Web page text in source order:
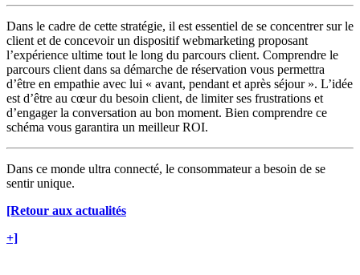
Dans le cadre de cette stratégie, il est essentiel de se concentrer sur le
client et de concevoir un dispositif webmarketing proposant
l’expérience ultime tout le long du parcours client. Comprendre le
parcours client dans sa démarche de réservation vous permettra
d’être en empathie avec lui « avant, pendant et après séjour ». L’idée
est d’être au cœur du besoin client, de limiter ses frustrations et
d’engager la conversation au bon moment. Bien comprendre ce
schéma vous garantira un meilleur ROI.
Dans ce monde ultra connecté, le consommateur a besoin de se
sentir unique.
[Retour aux actualités
+]